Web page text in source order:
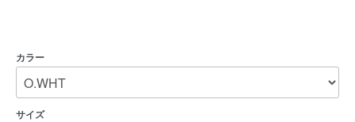
カラー
サイズ